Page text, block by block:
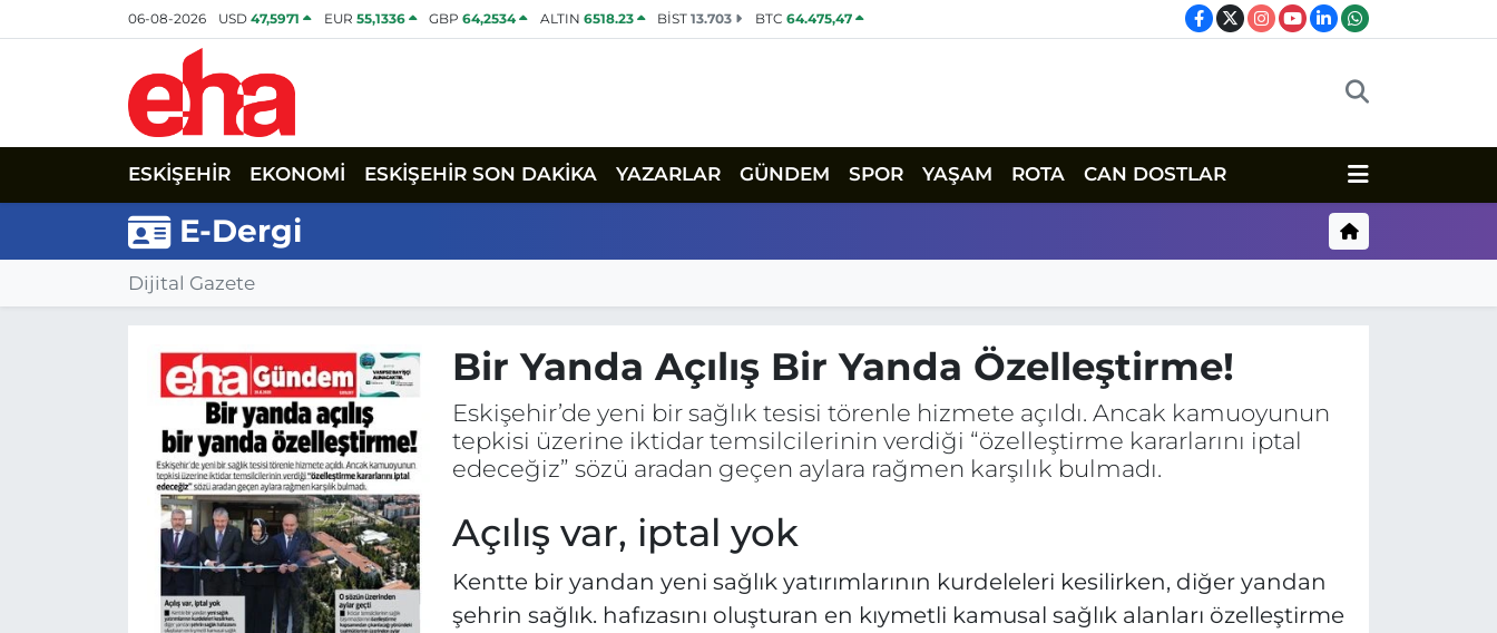
06-08-2026 USD47,5971 EUR 55,1336 GBP64,2534 ALTIN 6518.23 BİST13.703 BTC 64.475,47
ESKİŞEHİR EKONOMİ ESKİŞEHİR SON DAKİKA YAZARLAR GÜNDEM SPOR YAŞAM ROTA CAN DOSTLAR
E-Dergi
Dijital Gazete
Bir Yanda Açılış Bir Yanda Özelleştirme!
Eskişehir’de yeni bir sağlık tesisi törenle hizmete açıldı. Ancak kamuoyunun
tepkisi üzerine iktidar temsilcilerinin verdiği “özelleştirme kararlarını iptal
edeceğiz” sözü aradan geçen aylara rağmen karşılık bulmadı.
Açılış var, iptal yok
Kentte bir yandan yeni sağlık yatırımlarının kurdeleleri kesilirken, diğer yandan
şehrin sağlık. hafızasını oluşturan en kıymetli kamusal sağlık alanları özelleştirme